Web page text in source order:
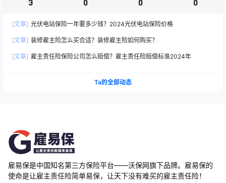
3 0 0 0
[文章] 光伏电站保险一年要多少钱？2024光伏电站保险价格
[文章] 装修雇主险怎么买合适？装修雇主险如何购买？
[文章] 雇主责任险保险公司怎么赔偿？雇主责任险赔偿标准2024年
Ta的全部动态
雇易保是中国知名第三方保险平台——沃保网旗下品牌。雇易保的
使命是让雇主责任险简单易保，让天下没有难买的雇主责任险！